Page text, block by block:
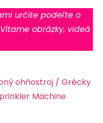
určite podeľte o
obrázky, videá
ohňostroj / Grécky
Machine